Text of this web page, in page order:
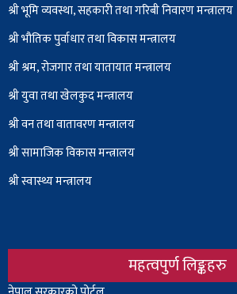
श्री भूमि व्यवस्था, सहकारी तथा गरिबी निवारण मन्त्रालय
श्री भौतिक पुर्वाधार तथा विकास मन्त्रालय
श्री श्रम, रोजगार तथा यातायात मन्त्रालय
श्री युवा तथा खेलकुद मन्त्रालय
श्री वन तथा वातावरण मन्त्रालय
श्री सामाजिक विकास मन्त्रालय
श्री स्वास्थ्य मन्त्रालय
महत्वपुर्ण लिङ्कहरु